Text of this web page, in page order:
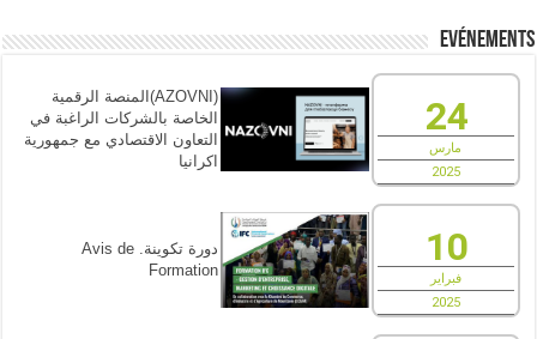
Evénements
24
مارس
2025
(AZOVNI)المنصة الرقمية
الخاصة بالشركات الراغبة في
التعاون الاقتصادي مع جمهورية
اكرانيا
10
فبراير
2025
دورة تكوينة. Avis de
Formation